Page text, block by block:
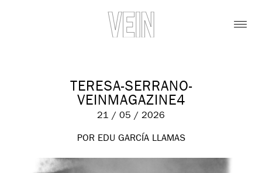
TERESA-SERRANO-
VEINMAGAZINE4
21 / 05 / 2026
POR EDU GARCÍA LLAMAS